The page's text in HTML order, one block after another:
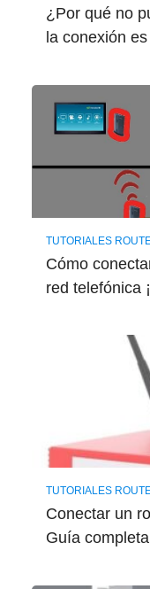
¿Por qué no
la conexión
TUTORIALES
Cómo
red telefónica
TUTORIALES
Conectar un
Guía completa